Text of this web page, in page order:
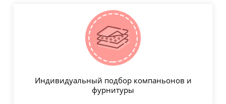
Индивидуальный подбор компаньонов и
фурнитуры